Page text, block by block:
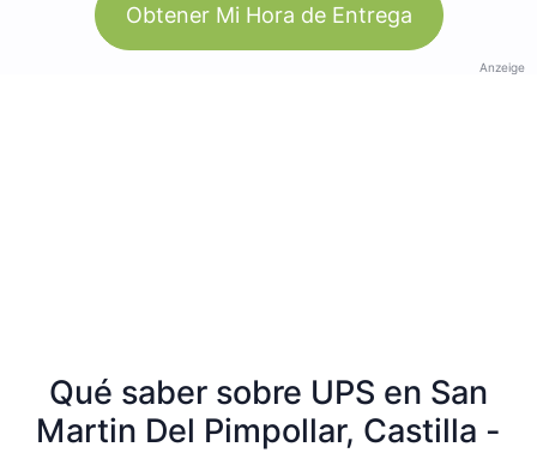
Obtener Mi Hora de Entrega
Anzeige
Qué saber sobre UPS en San
Martin Del Pimpollar, Castilla -